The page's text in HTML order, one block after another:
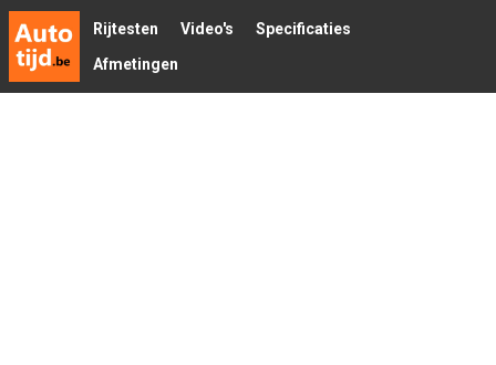
Rijtesten Video's
Specificaties
Afmetingen